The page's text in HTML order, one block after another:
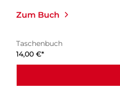
Zum Buch
Taschenbuch
14,00 €*